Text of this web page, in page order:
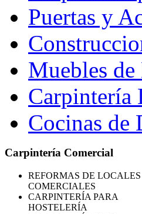
Puertas y
Muebles
Carpintería
Cocinas de
Carpintería Comercial
REFORMAS DE LOCALES
COMERCIALES
CARPINTERÍA PARA
HOSTELERÍA